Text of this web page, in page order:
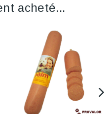
acheté...